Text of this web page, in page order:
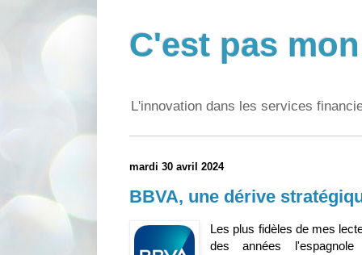
C'est pas
L'innovation dans les services
mardi 30 avril 2024
BBVA, une dérive
Les plus fidèles de mes
des années